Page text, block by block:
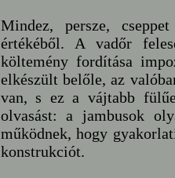
Mindez, persze,
értékéből. A vadőr
költemény fordítása
elkészült belőle, az
van, s ez a vájtabb
olvasást: a jambusok
működnek, hogy
konstrukciót.